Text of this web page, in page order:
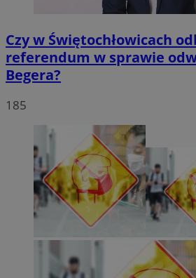
Czy w Świętochłowicach
referendum w sprawie
Begera?
185